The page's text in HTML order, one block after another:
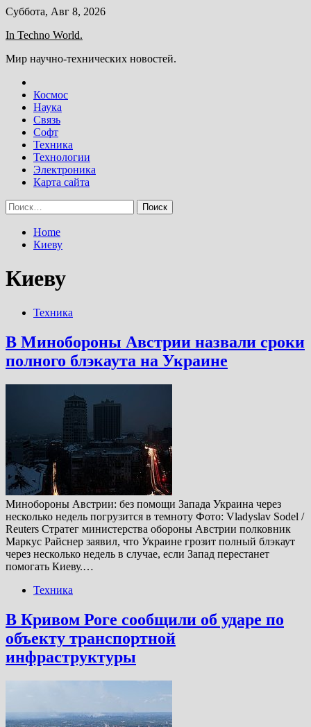
Skip
content
Суббота, Авг 8, 2026
In Techno World.
Мир научно-технических новостей.
Космос
Наука
Связь
Софт
Техника
Технологии
Электроника
Карта сайта
Найти:
Home
Киеву
Киеву
Техника
В Минобороны Австрии назвали сроки
полного блэкаута на Украине
Минобороны Австрии: без помощи Запада Украина через
несколько недель погрузится в темноту Фото: Vladyslav Sodel /
Reuters Стратег министерства обороны Австрии полковник
Маркус Райснер заявил, что Украине грозит полный блэкаут
через несколько недель в случае, если Запад перестанет
помогать Киеву.…
Техника
В Кривом Роге сообщили об ударе по
объекту транспортной
инфраструктуры